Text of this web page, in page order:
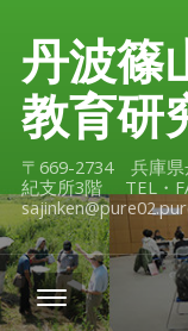
丹波篠
教育研
〒669-2734 兵庫
紀支所3階 TEL・